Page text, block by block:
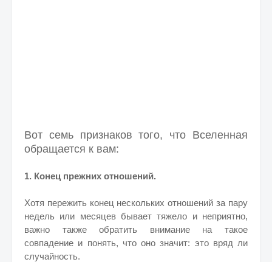
Вот семь признаков того, что Вселенная
обращается к вам:
1. Конец прежних отношений.
Хотя пережить конец нескольких отношений за пару
недель или месяцев бывает тяжело и неприятно,
важно также обратить внимание на такое
совпадение и понять, что оно значит: это вряд ли
случайность.